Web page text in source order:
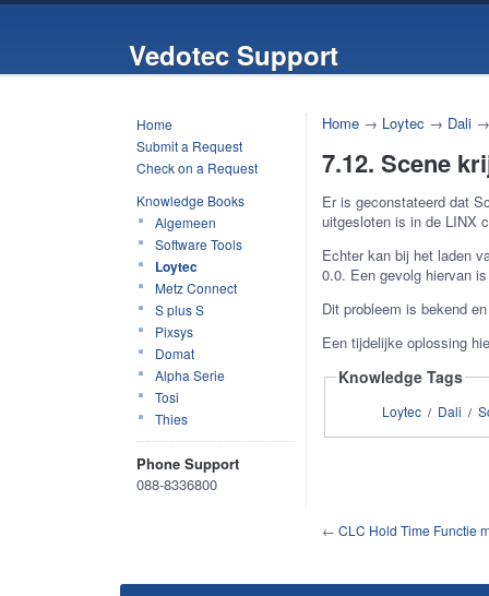
Vedotec Support
Home
Submit a Request
Check on a Request
Knowledge Books
Algemeen
Software Tools
Loytec
Metz Connect
S plus S
Pixsys
Domat
Alpha Serie
Tosi
Thies
Phone Support
088-8336800
Home → Loytec → Dali
7.12. Scene
Er is geconstateerd dat
uitgesloten is in de
Echter kan bij het laden
0.0. Een gevolg hiervan
Dit probleem is bekend
Een tijdelijke oplossing
Knowledge Tags
Loytec / Dali /
← CLC Hold Time Functie